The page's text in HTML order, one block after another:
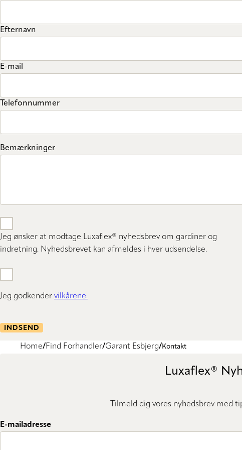
Efternavn
E-mail
Telefonnummer
Bemærkninger
Jeg ønsker at modtage Luxaflex® nyhedsbrev om gardiner og
indretning. Nyhedsbrevet kan afmeldes i hver udsendelse.
Jeg godkender vilkårene.
INDSEND
Home Find Forhandler Garant Esbjerg Kontakt
Luxaflex®
Tilmeld dig vores nyhedsbrev med
E-mailadresse